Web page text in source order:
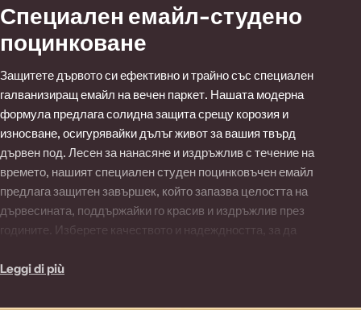
C
o
l
l
e
z
i
o
n
:
Специален емайл-студено
поцинковане
Защитете дървото си ефективно и трайно със специален
галванизиращ емайл на вечен паркет. Нашата модерна
формула предлага солидна защита срещу корозия и
износване, осигурявайки дълъг живот за вашия твърд
дървен под. Лесен за нанасяне и издръжлив с течение на
времето, нашият специален студен поцинковъчен емайл
предлага защитен завършек, който запазва целостта на
дървесината, поддържайки го красив и издръжлив през
годините. Изберете качеството и надеждността, за да
вечен паркет.
Leggi di più